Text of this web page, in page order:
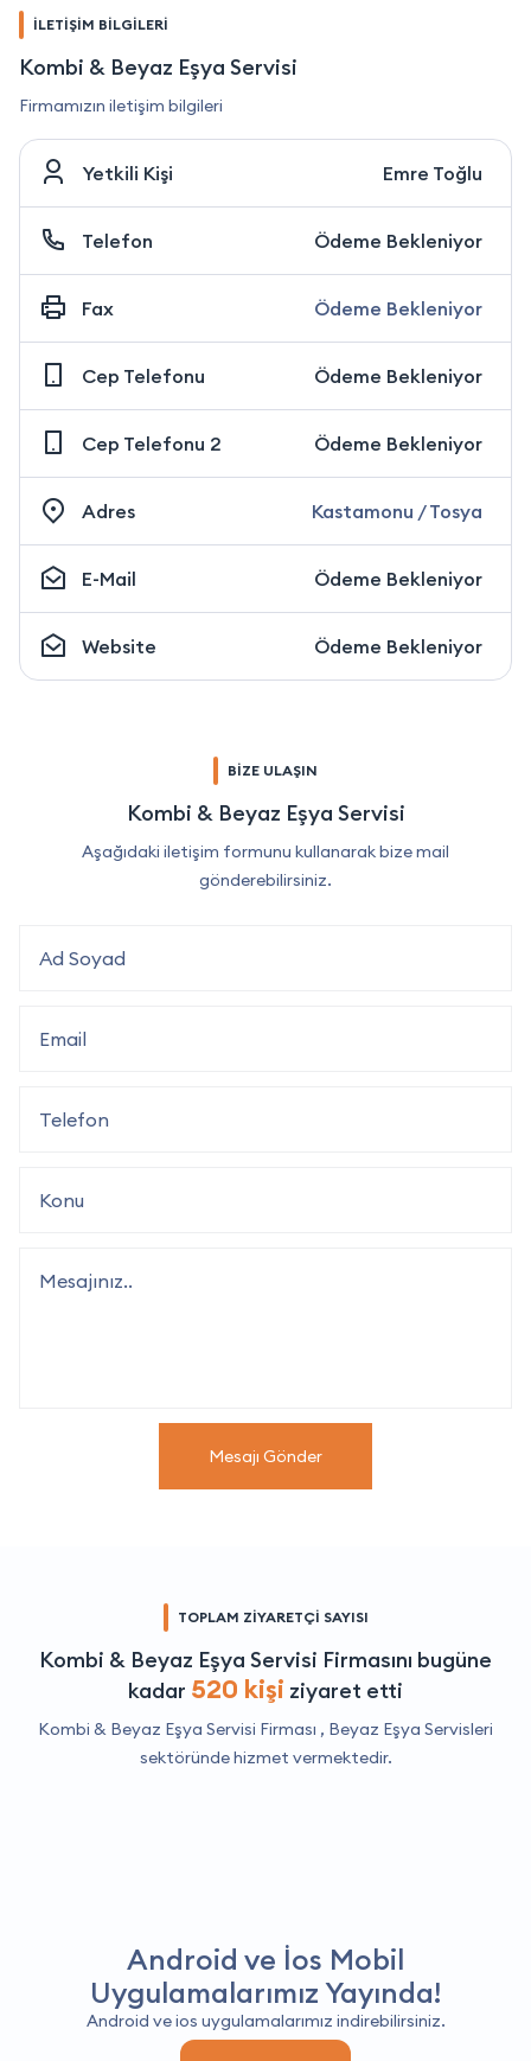
İLETİŞİM BİLGİLERİ
Kombi & Beyaz Eşya Servisi
Firmamızın iletişim bilgileri
Yetkili Kişi Emre Toğlu
Telefon Ödeme Bekleniyor
Fax Ödeme Bekleniyor
Cep Telefonu Ödeme Bekleniyor
Cep Telefonu 2 Ödeme Bekleniyor
Adres Kastamonu / Tosya
E-Mail Ödeme Bekleniyor
Website Ödeme Bekleniyor
BİZE ULAŞIN
Kombi & Beyaz Eşya Servisi
Aşağıdaki iletişim formunu kullanarak bize mail
gönderebilirsiniz.
Mesajı Gönder
TOPLAM ZİYARETÇİ SAYISI
Kombi & Beyaz Eşya Servisi Firmasını bugüne
kadar 520 kişi ziyaret etti
Kombi & Beyaz Eşya Servisi Firması , Beyaz Eşya Servisleri
sektöründe hizmet vermektedir.
Android ve İos Mobil
Uygulamalarımız Yayında!
Android ve ios uygulamalarımız indirebilirsiniz.